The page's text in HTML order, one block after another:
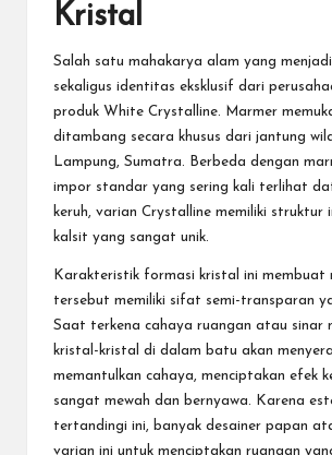
Kristal
Salah satu mahakarya alam yang
sekaligus identitas eksklusif dari
produk White Crystalline. Marmer
ditambang secara khusus dari jantung
Lampung, Sumatra. Berbeda dengan
impor standar yang sering kali terlihat
keruh, varian Crystalline memiliki struktur
kalsit yang sangat unik.
Karakteristik formasi kristal ini membuat
tersebut memiliki sifat semi-transparan
Saat terkena cahaya ruangan atau sinar
kristal-kristal di dalam batu akan
memantulkan cahaya, menciptakan efek
sangat mewah dan bernyawa. Karena
tertandingi ini, banyak desainer papan
varian ini untuk menciptakan ruangan